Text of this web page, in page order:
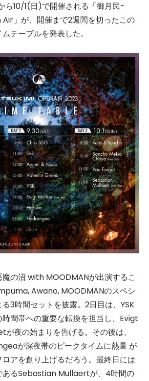
ら10/1(日)で開催される「御月民-
」が、開催まで2週間を切ったこの
テーブルを発表した。
の沼 with MOODMANが出演するこ
Awano, MOODMANのスペシ
3時間セットを披露。2日目は、YSK
間帯への重要な転換を担当し、Evigt
夜の始まりを告げる。その後は、
が深夜帯のピークタイムに熱量 が
アを創り上げるだろう。最終日には
あるSebastian Mullaertが、4時間の